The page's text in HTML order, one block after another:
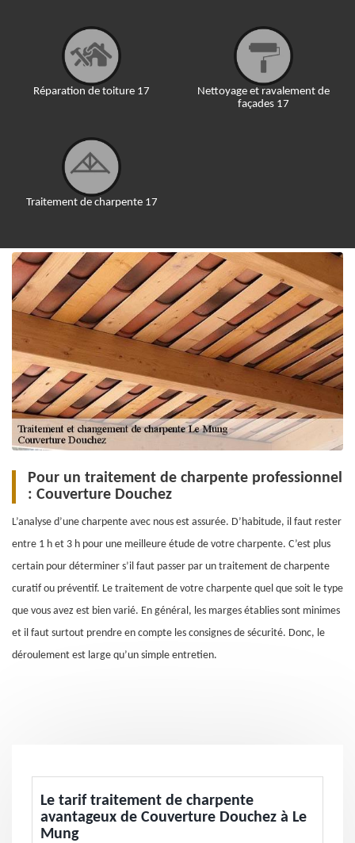
Réparation de toiture 17
Traitement de charpente 17
Nettoyage et ravalement de
façades 17
Pour un traitement de charpente professionnel
: Couverture Douchez
L’analyse d’une charpente avec nous est assurée. D’habitude, il faut rester
entre 1 h et 3 h pour une meilleure étude de votre charpente. C’est plus
certain pour déterminer s’il faut passer par un traitement de charpente
curatif ou préventif. Le traitement de votre charpente quel que soit le type
que vous avez est bien varié. En général, les marges établies sont minimes
et il faut surtout prendre en compte les consignes de sécurité. Donc, le
déroulement est large qu’un simple entretien.
Le tarif traitement de charpente
avantageux de Couverture Douchez à Le
Mung